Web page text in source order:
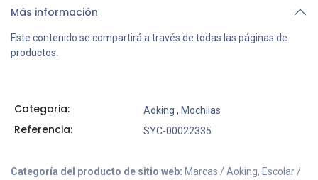
Más información
Este contenido se compartirá a través de todas las páginas de
productos.
Categoria: Aoking , Mochilas
Referencia: SYC-00022335
Categoría del producto de sitio web: Marcas / Aoking, Escolar /